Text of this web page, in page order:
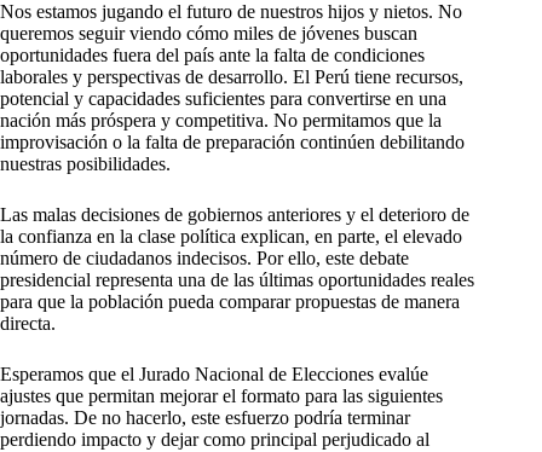
Nos estamos jugando el futuro de nuestros hijos y nietos. No
queremos seguir viendo cómo miles de jóvenes buscan
oportunidades fuera del país ante la falta de condiciones
laborales y perspectivas de desarrollo. El Perú tiene recursos,
potencial y capacidades suficientes para convertirse en una
nación más próspera y competitiva. No permitamos que la
improvisación o la falta de preparación continúen debilitando
nuestras posibilidades.
Las malas decisiones de gobiernos anteriores y el deterioro de
la confianza en la clase política explican, en parte, el elevado
número de ciudadanos indecisos. Por ello, este debate
presidencial representa una de las últimas oportunidades reales
para que la población pueda comparar propuestas de manera
directa.
Esperamos que el Jurado Nacional de Elecciones evalúe
ajustes que permitan mejorar el formato para las siguientes
jornadas. De no hacerlo, este esfuerzo podría terminar
perdiendo impacto y dejar como principal perjudicado al